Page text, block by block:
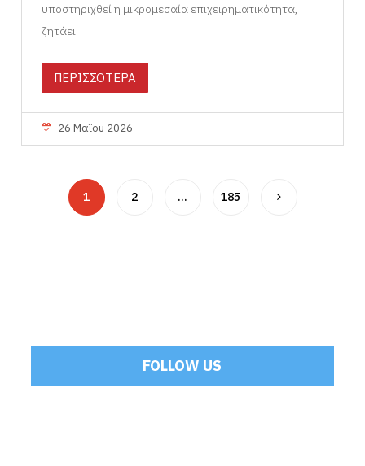
υποστηριχθεί η μικρομεσαία επιχειρηματικότητα,
ζητάει
ΠΕΡΙΣΣΟΤΕΡΑ
26 Μαΐου 2026
1 2 … 185
FOLLOW US